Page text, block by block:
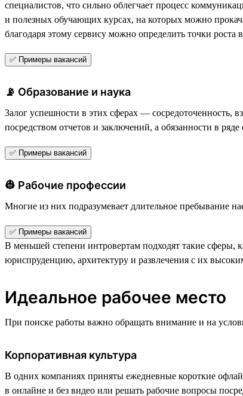
специалистов, что сильно облегчает процесс
и полезных обучающих курсах, на которых можно
благодаря этому сервису можно определить точки роста
✅ Примеры вакансий
📡 Образование и наука
Залог успешности в этих сферах — сосредоточенность,
посредством отчетов и заключений, а обязанности в
✅ Примеры вакансий
👷 Рабочие профессии
Многие из них подразумевает длительное пребывание
✅ Примеры вакансий
В меньшей степени интровертам подходят такие
юриспруденцию, архитектуру и развлечения с их
Идеальное рабочее место
При поиске работы важно обращать внимание и на
Корпоративная культура
В одних компаниях приняты ежедневные короткие
в онлайне и без видео или решать рабочие вопросы